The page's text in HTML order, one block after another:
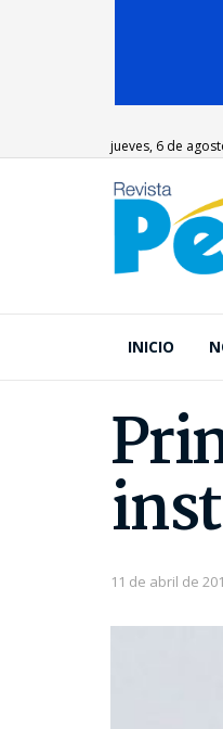
jueves, 6 de
INICIO
11 de abril de